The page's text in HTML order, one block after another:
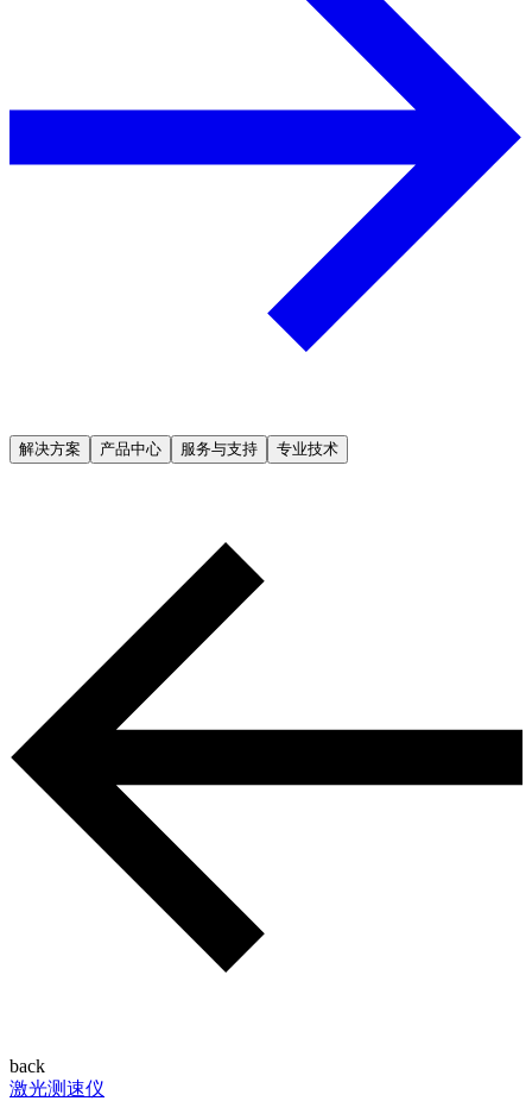
解决方案 产品中心 服务与支持 专业技术
back
激光测速仪